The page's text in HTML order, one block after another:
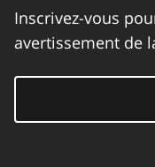
Inscrivez-vous
avertissement de